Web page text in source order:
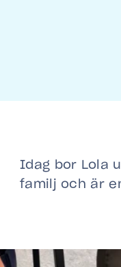
Idag bor Lola
familj och är